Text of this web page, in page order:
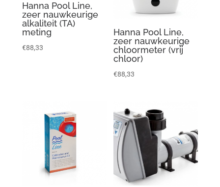
Hanna Pool Line,
zeer nauwkeurige
alkaliteit (TA)
meting
€88,33
Hanna Pool Line,
zeer nauwkeurige
chloormeter (vrij
chloor)
€88,33